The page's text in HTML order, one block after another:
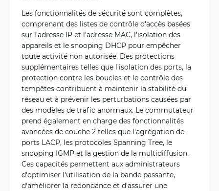
Les fonctionnalités de sécurité sont complètes,
comprenant des listes de contrôle d'accès basées
sur l'adresse IP et l'adresse MAC, l'isolation des
appareils et le snooping DHCP pour empêcher
toute activité non autorisée. Des protections
supplémentaires telles que l'isolation des ports, la
protection contre les boucles et le contrôle des
tempêtes contribuent à maintenir la stabilité du
réseau et à prévenir les perturbations causées par
des modèles de trafic anormaux. Le commutateur
prend également en charge des fonctionnalités
avancées de couche 2 telles que l'agrégation de
ports LACP, les protocoles Spanning Tree, le
snooping IGMP et la gestion de la multidiffusion.
Ces capacités permettent aux administrateurs
d'optimiser l'utilisation de la bande passante,
d'améliorer la redondance et d'assurer une